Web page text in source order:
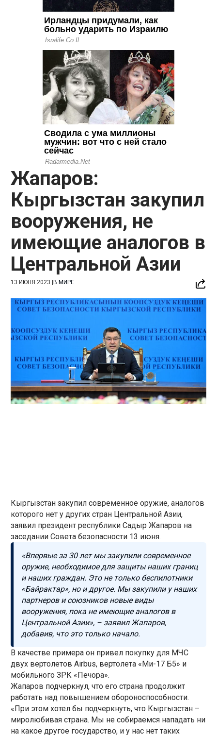
Жапаров:
Кыргызстан закупил
вооружения, не
имеющие аналогов в
Центральной Азии
13 ИЮНЯ 2023 |В МИРЕ
Кыргызстан закупил современное оружие, аналогов
которого нет у других стран Центральной Азии,
заявил президент республики Садыр Жапаров на
заседании Совета безопасности 13 июня.
«Впервые за 30 лет мы закупили современное
оружие, необходимое для защиты наших границ
и наших граждан. Это не только беспилотники
«Байрактар», но и другое. Мы закупили у наших
партнеров и союзников новые виды
вооружения, пока не имеющие аналогов в
Центральной Азии», – заявил Жапаров,
добавив, что это только начало.
В качестве примера он привел покупку для МЧС
двух вертолетов Airbus, вертолета «Ми-17 Б5» и
мобильного ЗРК «Печора».
Жапаров подчеркнул, что его страна продолжит
работать над повышением обороноспособности.
«При этом хотел бы подчеркнуть, что Кыргызстан –
миролюбивая страна. Мы не собираемся нападать ни
на какое другое государство, и у нас нет таких